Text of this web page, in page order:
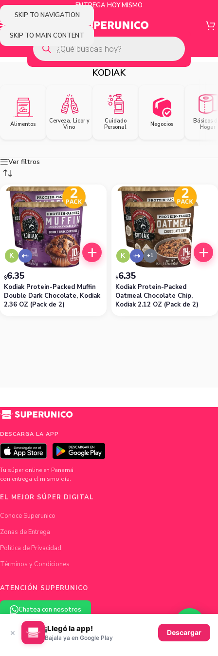
SKIP TO NAVIGATION
SKIP TO MAIN CONTENT
ENTREGA HOY MISMO
KODIAK
Alimentos
Cerveza, Licor y
Vino
Cuidado
Personal
Negocios
Básicos
Hogar
Ver filtros
K
Kodiak Protein-Packed Muffin
Double Dark Chocolate, Kodiak
2.36 OZ (Pack de 2)
$6.35
K
Kodiak Protein-Packed
Oatmeal Chocolate Chip,
Kodiak 2.12 OZ (Pack de 2)
$6.35
DESCARGA LA APP
Tu súper online en Panamá
con entrega el mismo día.
EL MEJOR SÚPER DIGITAL
Conoce Superunico
Zonas de Entrega
Política de Privacidad
Términos y Condiciones
ATENCIÓN SUPERUNICO
Chatea con nosotros
hola@superunico.com
Ciudad de Panamá, Panamá
× ¡Llegó la app!
Bajala ya en Google Play
Descargar